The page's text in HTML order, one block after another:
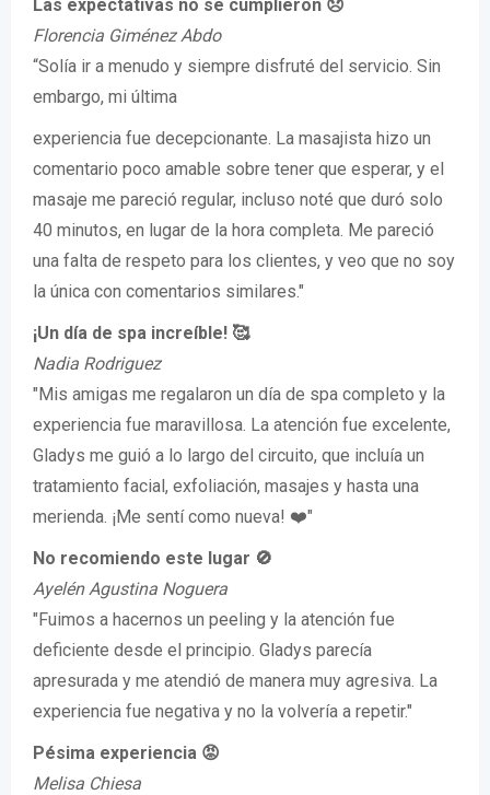
Las expectativas no se cumplieron 😞
Florencia Giménez Abdo
“Solía ir a menudo y siempre disfruté del servicio. Sin
embargo, mi última
experiencia fue decepcionante. La masajista hizo un
comentario poco amable sobre tener que esperar, y el
masaje me pareció regular, incluso noté que duró solo
40 minutos, en lugar de la hora completa. Me pareció
una falta de respeto para los clientes, y veo que no soy
la única con comentarios similares."
¡Un día de spa increíble! 🥰
Nadia Rodriguez
"Mis amigas me regalaron un día de spa completo y la
experiencia fue maravillosa. La atención fue excelente,
Gladys me guió a lo largo del circuito, que incluía un
tratamiento facial, exfoliación, masajes y hasta una
merienda. ¡Me sentí como nueva! ❤️"
No recomiendo este lugar 🚫
Ayelén Agustina Noguera
"Fuimos a hacernos un peeling y la atención fue
deficiente desde el principio. Gladys parecía
apresurada y me atendió de manera muy agresiva. La
experiencia fue negativa y no la volvería a repetir."
Pésima experiencia 😡
Melisa Chiesa